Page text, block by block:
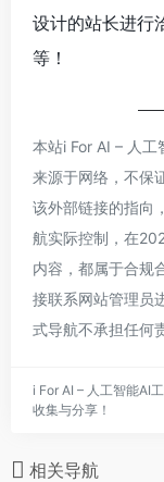
设计的站长进行
等！
本站i For AI – 人
来源于网络，不保
该外部链接的指向
航实际控制，在
内容，都属于合规
接联系网站管理员
式导航不承担任何
i For AI – 人工智能AI
收集与分享！
相关导航